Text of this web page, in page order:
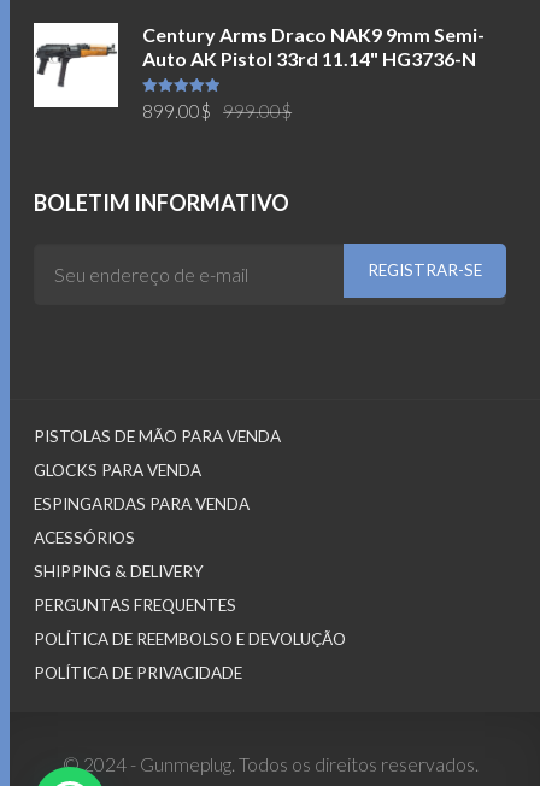
original
era:
atual
é:
Century Arms Draco NAK9 9mm Semi-
Auto AK Pistol 33rd 11.14" HG3736-N
Avaliação
5.00de 5 999.00$
899.00$
BOLETIM INFORMATIVO
PISTOLAS DE MÃO PARA VENDA
GLOCKS PARA VENDA
ESPINGARDAS PARA VENDA
ACESSÓRIOS
SHIPPING & DELIVERY
PERGUNTAS FREQUENTES
POLÍTICA DE REEMBOLSO E DEVOLUÇÃO
POLÍTICA DE PRIVACIDADE
© 2024 - Gunmeplug. Todos os direitos reservados.